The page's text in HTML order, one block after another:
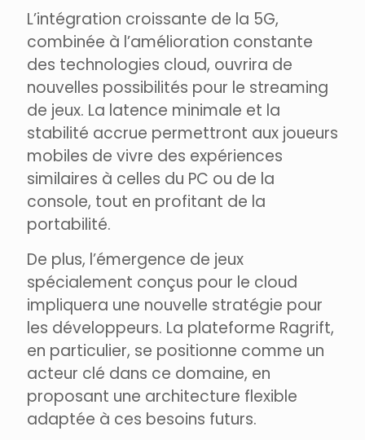
L’intégration croissante de la 5G,
combinée à l’amélioration constante
des technologies cloud, ouvrira de
nouvelles possibilités pour le streaming
de jeux. La latence minimale et la
stabilité accrue permettront aux joueurs
mobiles de vivre des expériences
similaires à celles du PC ou de la
console, tout en profitant de la
portabilité.
De plus, l’émergence de jeux
spécialement conçus pour le cloud
impliquera une nouvelle stratégie pour
les développeurs. La plateforme Ragrift,
en particulier, se positionne comme un
acteur clé dans ce domaine, en
proposant une architecture flexible
adaptée à ces besoins futurs.